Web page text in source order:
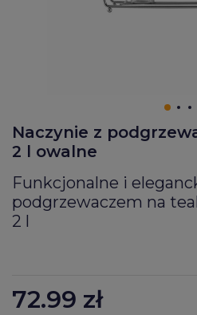
Naczynie z
2 l owalne
Funkcjonalne i
podgrzewaczem na
2 l
72.99 zł